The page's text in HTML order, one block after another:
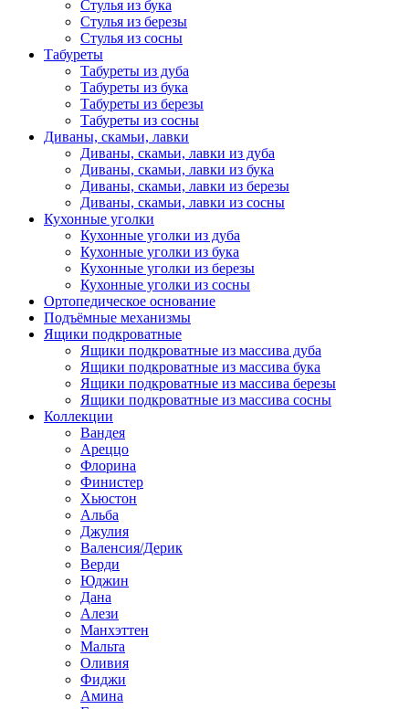
Стулья из бука
Стулья из березы
Стулья из сосны
Табуреты
Табуреты из дуба
Табуреты из бука
Табуреты из березы
Табуреты из сосны
Диваны, скамьи, лавки
Диваны, скамьи, лавки из дуба
Диваны, скамьи, лавки из бука
Диваны, скамьи, лавки из березы
Диваны, скамьи, лавки из сосны
Кухонные уголки
Кухонные уголки из дуба
Кухонные уголки из бука
Кухонные уголки из березы
Кухонные уголки из сосны
Ортопедическое основание
Подъёмные механизмы
Ящики подкроватные
Ящики подкроватные из массива дуба
Ящики подкроватные из массива бука
Ящики подкроватные из массива березы
Ящики подкроватные из массива сосны
Коллекции
Вандея
Ареццо
Флорина
Финистер
Хьюстон
Альба
Джулия
Валенсия/Дерик
Верди
Юджин
Дана
Алези
Манхэттен
Мальта
Оливия
Фиджи
Амина